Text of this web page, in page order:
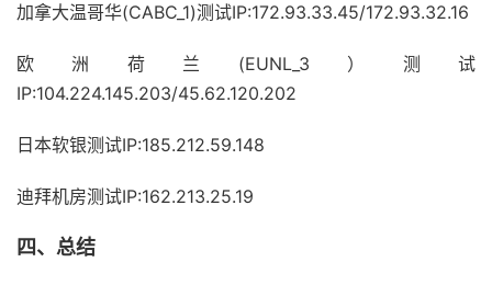
加拿大温哥华(CABC_1)测试IP:172.93.33.45/172.93.32.16
欧洲荷兰(EUNL_3）测试
IP:104.224.145.203/45.62.120.202
日本软银测试IP:185.212.59.148
迪拜机房测试IP:162.213.25.19
四、总结